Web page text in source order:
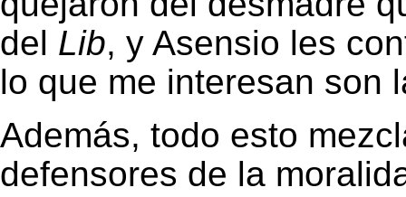
del Lib, y Asensio les
lo que me interesan son
Además, todo esto
defensores de la